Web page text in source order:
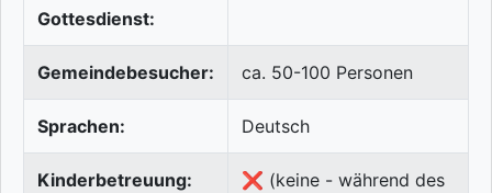
Gottesdienst:
Gemeindebesucher: ca. 50-100 Personen
Sprachen: Deutsch
Kinderbetreuung:
❌ (keine - während des